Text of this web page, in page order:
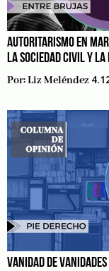
AUTORITARISMO EN
LA SOCIEDAD CIVIL Y LA
Por:Liz Meléndez
VANIDAD DE VANIDADES